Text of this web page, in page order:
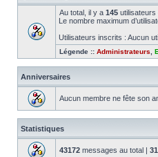
Au total, il y a 145 utilisateurs
Le nombre maximum
Utilisateurs inscrits : Aucun
Légende :: Administrateurs
Anniversaires
Aucun membre ne fête son
Statistiques
43172 messages au total |